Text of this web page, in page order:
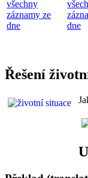
všechny
záznamy ze
dne
dne
Řešení